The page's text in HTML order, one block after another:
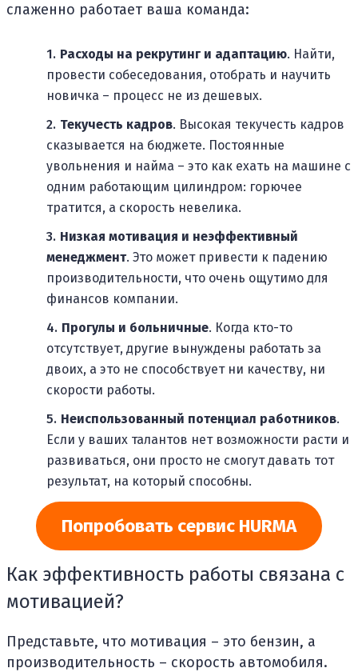
слаженно работает ваша команда:
Расходы на рекрутинг и адаптацию. Найти,
провести собеседования, отобрать и научить
новичка – процесс не из дешевых.
Текучесть кадров. Высокая текучесть кадров
сказывается на бюджете. Постоянные
увольнения и найма – это как ехать на машине с
одним работающим цилиндром: горючее
тратится, а скорость невелика.
Низкая мотивация и неэффективный
менеджмент. Это может привести к падению
производительности, что очень ощутимо для
финансов компании.
Прогулы и больничные. Когда кто-то
отсутствует, другие вынуждены работать за
двоих, а это не способствует ни качеству, ни
скорости работы.
Неиспользованный потенциал работников.
Если у ваших талантов нет возможности расти и
развиваться, они просто не смогут давать тот
результат, на который способны.
Попробовать сервис HURMA
Как эффективность работы связана с
мотивацией?
Представьте, что мотивация – это бензин, а
производительность – скорость автомобиля.